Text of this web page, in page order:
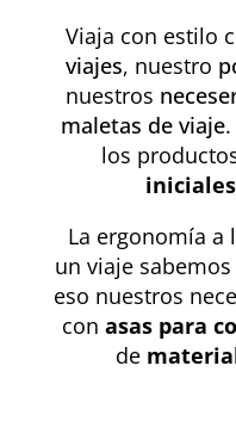
Viaja con estilo
viajes, nuestro
nuestros
maletas de viaje
los
iniciales
La ergonomía a
un viaje
eso nuestros
conasas para
de